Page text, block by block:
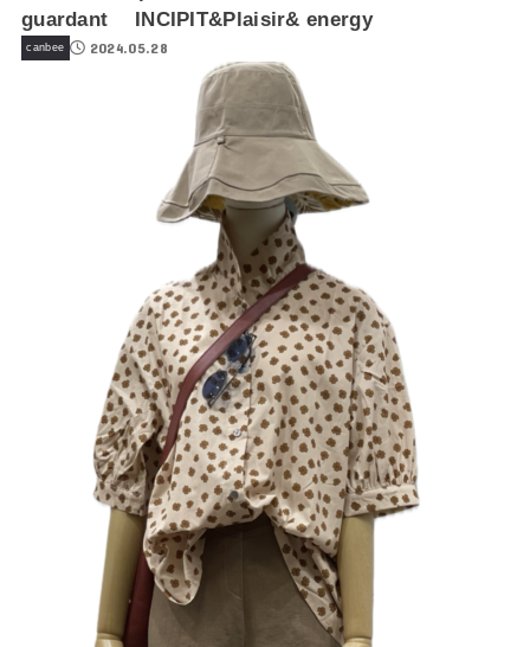
guardant INCIPIT&Plaisir& energy
canbee 2024.05.28